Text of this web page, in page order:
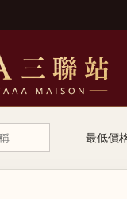
最低價